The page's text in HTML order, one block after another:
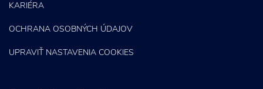
KARIÉRA
OCHRANA OSOBNÝCH ÚDAJOV
UPRAVIŤ NASTAVENIA COOKIES